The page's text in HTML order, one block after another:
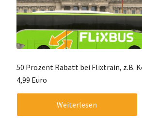
50 Prozent Rabatt bei Flixtrain, z.B.
4,99 Euro
Weiterlesen